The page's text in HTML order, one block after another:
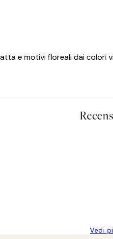
e motivi floreali dai colori
Vedi